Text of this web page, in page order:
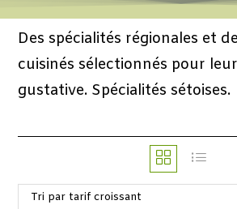
Des spécialités régionales et
cuisinés sélectionnés pour
gustative. Spécialités sétoises.
Tri par tarif croissant